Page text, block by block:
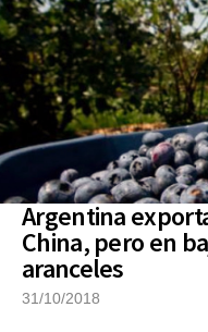
Argentina
China, pero en
aranceles
31/10/2018